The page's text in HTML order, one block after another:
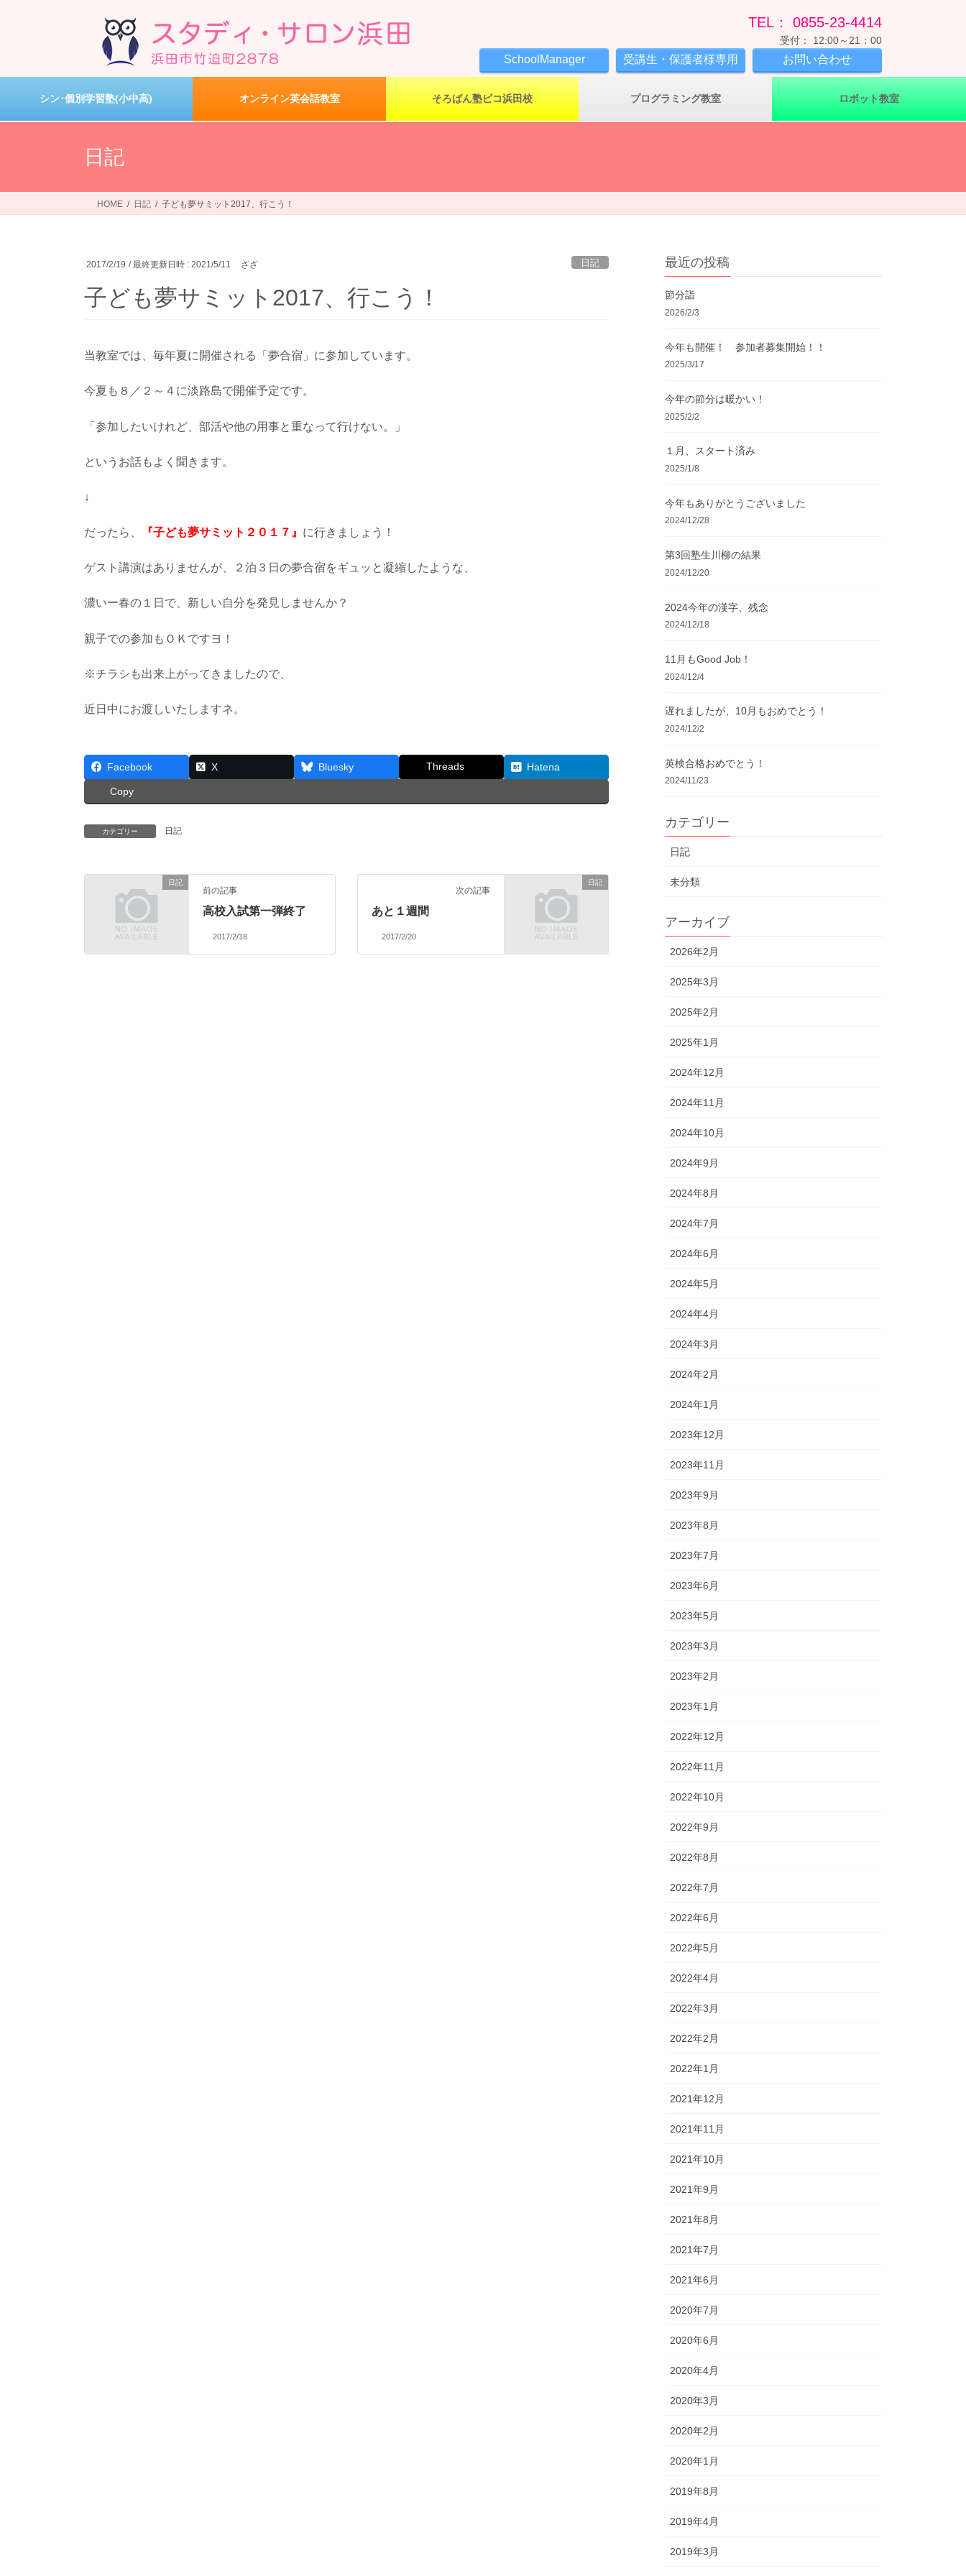
ツ
シ
TEL： 0855-23-4414
受付： 12:00～21：00
SchoolManager 受講生・保護者様専用 お問い合わせ
シン･個別学習塾(小中高) オンライン英会話教室 そろばん塾ピコ浜田校 プログラミング教室 ロボット教室
日記
HOME 日記 子ども夢サミット2017、行こう！
2017/2/19 / 最終更新日時 : 2021/5/11 ざざ 日記
子ども夢サミット2017、行こう！
当教室では、毎年夏に開催される「夢合宿」に参加しています。
今夏も８／２～４に淡路島で開催予定です。
「参加したいけれど、部活や他の用事と重なって行けない。」
というお話もよく聞きます。
↓
だったら、 『子ども夢サミット２０１７』 に行きましょう！
ゲスト講演はありませんが、２泊３日の夢合宿をギュッと凝縮したような、
濃いー春の１日で、新しい自分を発見しませんか？
親子での参加もＯＫですヨ！
※チラシも出来上がってきましたので、
近日中にお渡しいたしますネ。
Facebook X Bluesky Threads Hatena
Copy
カテゴリー 日記
日記
前の記事
高校入試第一弾終了
2017/2/18
日記
次の記事
あと１週間
2017/2/20
最近の投稿
節分詣
2026/2/3
今年も開催！ 参加者募集開始！！
2025/3/17
今年の節分は暖かい！
2025/2/2
１月、スタート済み
2025/1/8
今年もありがとうございました
2024/12/28
第3回塾生川柳の結果
2024/12/20
2024今年の漢字、残念
2024/12/18
11月もGood Job！
2024/12/4
遅れましたが、10月もおめでとう！
2024/12/2
英検合格おめでとう！
2024/11/23
カテゴリー
日記
未分類
アーカイブ
2026年2月
2025年3月
2025年2月
2025年1月
2024年12月
2024年11月
2024年10月
2024年9月
2024年8月
2024年7月
2024年6月
2024年5月
2024年4月
2024年3月
2024年2月
2024年1月
2023年12月
2023年11月
2023年9月
2023年8月
2023年7月
2023年6月
2023年5月
2023年3月
2023年2月
2023年1月
2022年12月
2022年11月
2022年10月
2022年9月
2022年8月
2022年7月
2022年6月
2022年5月
2022年4月
2022年3月
2022年2月
2022年1月
2021年12月
2021年11月
2021年10月
2021年9月
2021年8月
2021年7月
2021年6月
2020年7月
2020年6月
2020年4月
2020年3月
2020年2月
2020年1月
2019年8月
2019年4月
2019年3月